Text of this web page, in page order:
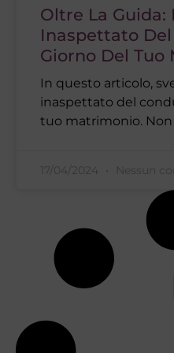
Oltre La Guida:
Inaspettato
Giorno Del
In questo articolo,
inaspettato del
tuo matrimonio.
17/04/2024 Nessun